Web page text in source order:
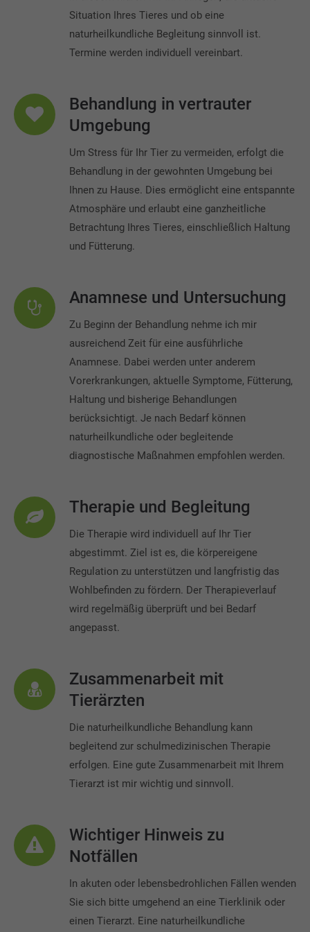
Situation Ihres Tieres und ob eine
naturheilkundliche Begleitung sinnvoll ist.
Termine werden individuell vereinbart.
Behandlung in vertrauter
Umgebung
Um Stress für Ihr Tier zu vermeiden, erfolgt die
Behandlung in der gewohnten Umgebung bei
Ihnen zu Hause. Dies ermöglicht eine entspannte
Atmosphäre und erlaubt eine ganzheitliche
Betrachtung Ihres Tieres, einschließlich Haltung
und Fütterung.
Anamnese und Untersuchung
Zu Beginn der Behandlung nehme ich mir
ausreichend Zeit für eine ausführliche
Anamnese. Dabei werden unter anderem
Vorerkrankungen, aktuelle Symptome, Fütterung,
Haltung und bisherige Behandlungen
berücksichtigt. Je nach Bedarf können
naturheilkundliche oder begleitende
diagnostische Maßnahmen empfohlen werden.
Therapie und Begleitung
Die Therapie wird individuell auf Ihr Tier
abgestimmt. Ziel ist es, die körpereigene
Regulation zu unterstützen und langfristig das
Wohlbefinden zu fördern. Der Therapieverlauf
wird regelmäßig überprüft und bei Bedarf
angepasst.
Zusammenarbeit mit
Tierärzten
Die naturheilkundliche Behandlung kann
begleitend zur schulmedizinischen Therapie
erfolgen. Eine gute Zusammenarbeit mit Ihrem
Tierarzt ist mir wichtig und sinnvoll.
Wichtiger Hinweis zu
Notfällen
In akuten oder lebensbedrohlichen Fällen wenden
Sie sich bitte umgehend an eine Tierklinik oder
einen Tierarzt. Eine naturheilkundliche